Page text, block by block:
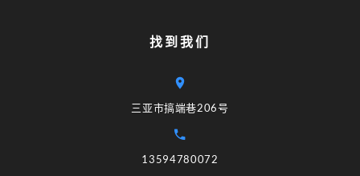
找到我们
三亚市搞端巷206号
13594780072